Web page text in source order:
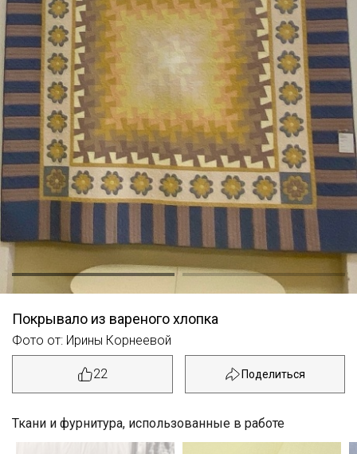
Покрывало из вареного хлопка
Фото от: Ирины Корнеевой
22
Ткани и фурнитура, использованные в работе